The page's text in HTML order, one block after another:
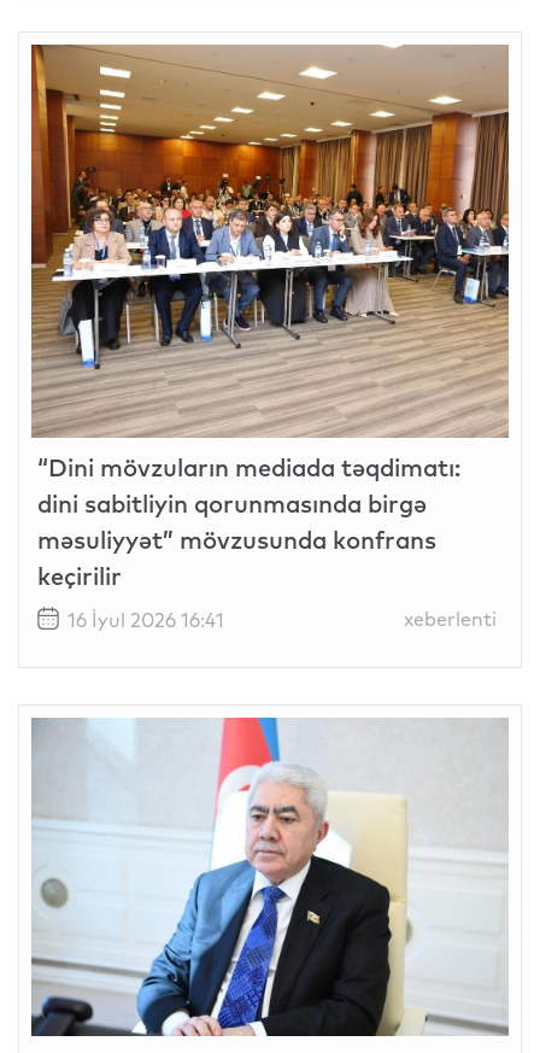
“Dini mövzuların mediada təqdimatı:
dini sabitliyin qorunmasında birgə
məsuliyyət” mövzusunda konfrans
keçirilir
16 İyul 2026 16:41 xeberlenti